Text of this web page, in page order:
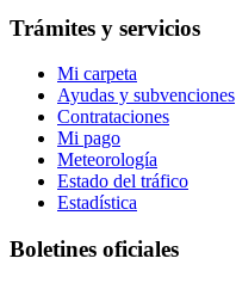
Trámites y servicios
Mi carpeta
Ayudas y subvenciones
Contrataciones
Mi pago
Meteorología
Estado del tráfico
Estadística
Boletines oficiales